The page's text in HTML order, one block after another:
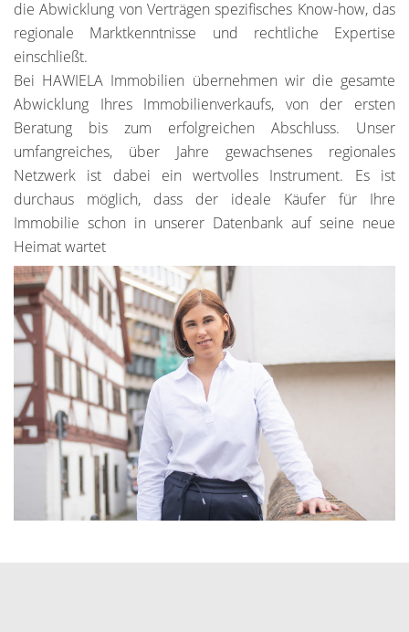
die Abwicklung von Verträgen spezifisches Know-how, das
regionale Marktkenntnisse und rechtliche Expertise
einschließt.
Bei HAWIELA Immobilien übernehmen wir die gesamte
Abwicklung Ihres Immobilienverkaufs, von der ersten
Beratung bis zum erfolgreichen Abschluss. Unser
umfangreiches, über Jahre gewachsenes regionales
Netzwerk ist dabei ein wertvolles Instrument. Es ist
durchaus möglich, dass der ideale Käufer für Ihre
Immobilie schon in unserer Datenbank auf seine neue
Heimat wartet